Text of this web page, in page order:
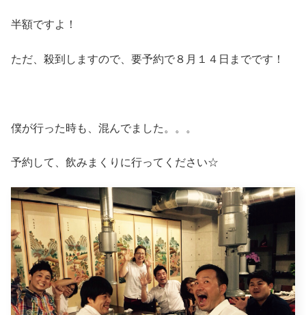
半額ですよ！
ただ、殺到しますので、要予約で８月１４日までです！
僕が行った時も、混んでました。。。
予約して、飲みまくりに行ってください☆